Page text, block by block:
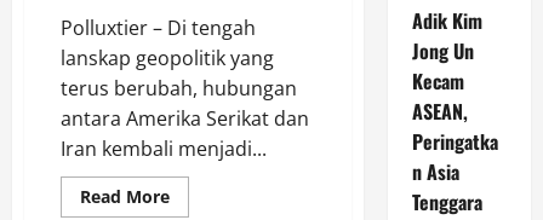
Polluxtier – Di tengah
lanskap geopolitik yang
terus berubah, hubungan
antara Amerika Serikat dan
Iran kembali menjadi...
Read MoreRead
more
Adik Kim
Jong Un
Kecam
ASEAN,
Peringatka
n Asia
Tenggara